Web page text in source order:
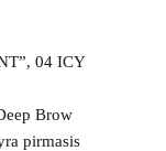
04 ICY
Brow
pirmasis